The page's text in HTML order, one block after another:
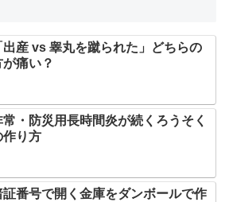
出産 vs 睾丸を蹴られた」どちらの
が痛い？
常・防災用長時間炎が続くろうそく
作り方
証番号で開く金庫をダンボールで作